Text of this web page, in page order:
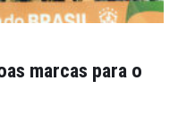
marcas para o